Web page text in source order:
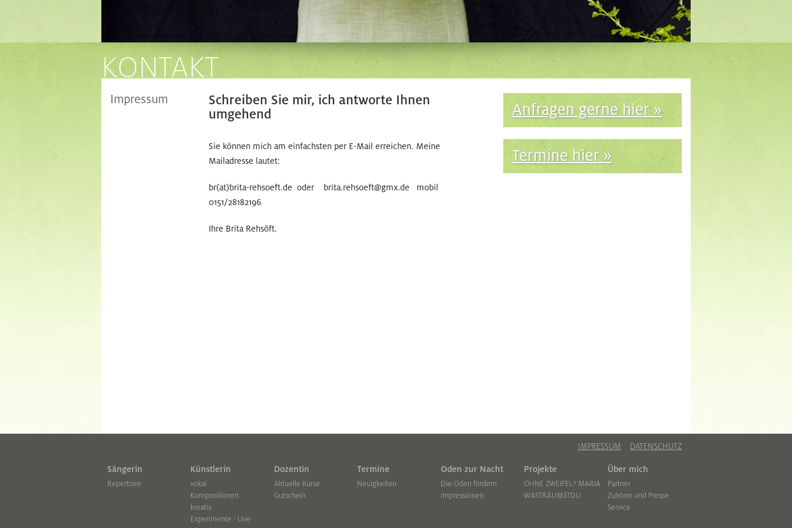
KONTAKT
Impressum
Schreiben Sie mir, ich antworte Ihnen
umgehend
Sie können mich am einfachsten per E-Mail erreichen. Meine
Mailadresse lautet:
br(at)brita-rehsoeft.de oder brita.rehsoeft@gmx.de mobil
0151/28182196
Ihre Brita Rehsöft.
Anfragen gerne hier »
Termine hier »
IMPRESSUM DATENSCHUTZ
Sängerin
Repertoire
Künstlerin
vokal
Kompositionen
kreativ
Experimente - LIve
Dozentin
Aktuelle Kurse
Gutschein
Termine
Neuigkeiten
Oden zur Nacht
Die Oden fördern
Impressionen
Projekte
OHNE ZWEIFEL? MARIA
WASTRÄUMSTDU
Über mich
Partner
Zuhörer und Presse
Service